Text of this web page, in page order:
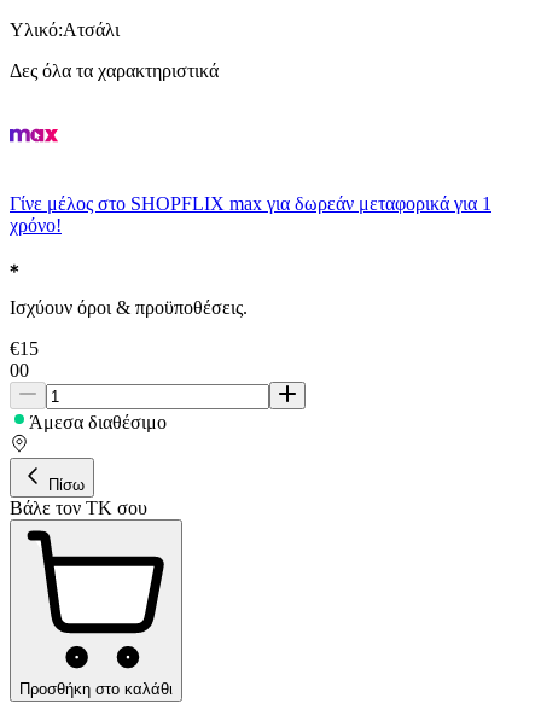
Υλικό:Ατσάλι
Δες όλα τα χαρακτηριστικά
Γίνε μέλος στο SHOPFLIX max για δωρεάν μεταφορικά για 1
χρόνο!
Ισχύουν όροι & προϋποθέσεις.
€15
00
Άμεσα διαθέσιμο
Πίσω
Βάλε τον ΤΚ σου
Προσθήκη στο καλάθι